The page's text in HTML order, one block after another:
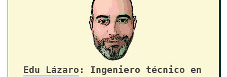
Edu Lázaro : Ingeniero técnico en